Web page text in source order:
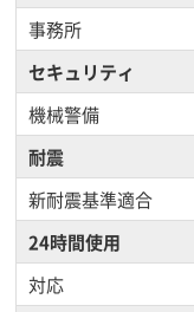
事務所
セキュリティ
機械警備
耐震
新耐震基準適合
24時間使用
対応